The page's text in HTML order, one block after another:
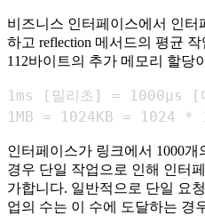
비즈니스 인터페이스에서 인터
하고 reflection 메서드의 평균
112바이트의 추가 메모리 할당
1MB = 1024KB = 1024 *
인터페이스가 링크에서 1000개
경우 단일 작업으로 인해 인터
가합니다. 일반적으로 단일 요
업의 수는 이 수에 도달하는 경